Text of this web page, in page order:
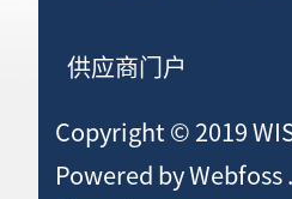
供应商门户
Copyright © 2019
Powered byWebfoss.